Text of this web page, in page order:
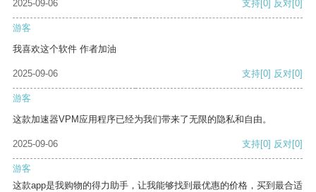
2025-09-06 支持[0] 反对[0]
游客
我喜欢这个软件 作者加油
2025-09-06 支持[0] 反对[0]
游客
这款加速器VPM应用程序已经为我们带来了无限的隐私和自由。
2025-09-06 支持[0] 反对[0]
游客
这款app是我购物的得力助手，让我能够找到最优惠的价格，买到最合适